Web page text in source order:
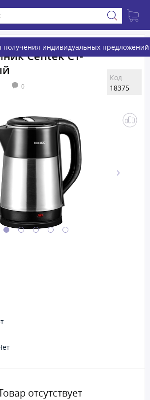
получения индивидуальных предложений
Centek CT-
0
Код:
18375
отсутствует